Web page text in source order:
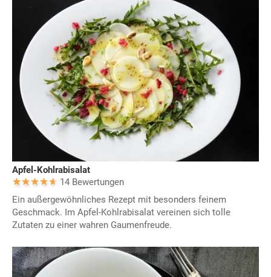
Apfel-Kohlrabisalat
14 Bewertungen
Ein außergewöhnliches Rezept mit besonders feinem
Geschmack. Im Apfel-Kohlrabisalat vereinen sich tolle
Zutaten zu einer wahren Gaumenfreude.